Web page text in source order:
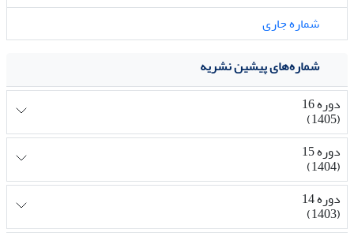
شماره جاری
شماره‌های پیشین نشریه
دوره 16
(1405)
دوره 15
(1404)
دوره 14
(1403)